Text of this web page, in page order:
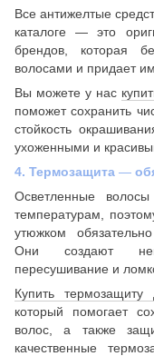
Все антижелтые
каталоге — это
брендов, которая
волосами и придает
Вы можете у нас
поможет сохранить
стойкость
ухоженными и
4. Термозащита —
Осветленные
температурам,
утюжком
Они создают
пересушивание и
Купить термозащиту
который помогает
волос, а также
качественные